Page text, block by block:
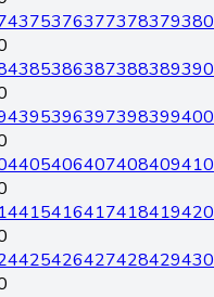
375376377378379380
385386387388389390
395396397398399400
405406407408409410
415416417418419420
425426427428429430